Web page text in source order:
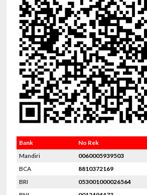
Bank
No Rek
Mandiri
0060005939503
BCA
8810372169
BRI
053001000026564